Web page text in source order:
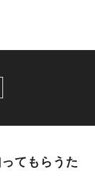
てもらうた